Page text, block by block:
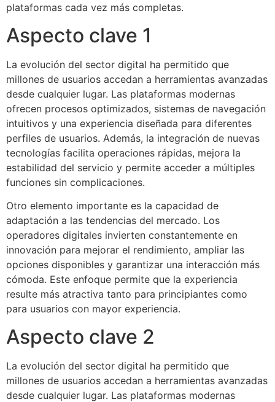
plataformas cada vez más completas.
Aspecto clave 1
La evolución del sector digital ha permitido que
millones de usuarios accedan a herramientas avanzadas
desde cualquier lugar. Las plataformas modernas
ofrecen procesos optimizados, sistemas de navegación
intuitivos y una experiencia diseñada para diferentes
perfiles de usuarios. Además, la integración de nuevas
tecnologías facilita operaciones rápidas, mejora la
estabilidad del servicio y permite acceder a múltiples
funciones sin complicaciones.
Otro elemento importante es la capacidad de
adaptación a las tendencias del mercado. Los
operadores digitales invierten constantemente en
innovación para mejorar el rendimiento, ampliar las
opciones disponibles y garantizar una interacción más
cómoda. Este enfoque permite que la experiencia
resulte más atractiva tanto para principiantes como
para usuarios con mayor experiencia.
Aspecto clave 2
La evolución del sector digital ha permitido que
millones de usuarios accedan a herramientas avanzadas
desde cualquier lugar. Las plataformas modernas